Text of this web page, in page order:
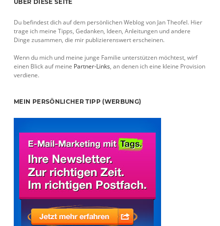
Sidebar
ÜBER DIESE SEITE
Du befindest dich auf dem persönlichen Weblog von Jan Theofel. Hier
trage ich meine Tipps, Gedanken, Ideen, Anleitungen und andere
Dinge zusammen, die mir publizierenswert erscheinen.
Wenn du mich und meine junge Familie unterstützen möchtest, wirf
einen Blick auf meine Partner-Links, an denen ich eine kleine Provision
verdiene.
MEIN PERSÖNLICHER TIPP (WERBUNG)